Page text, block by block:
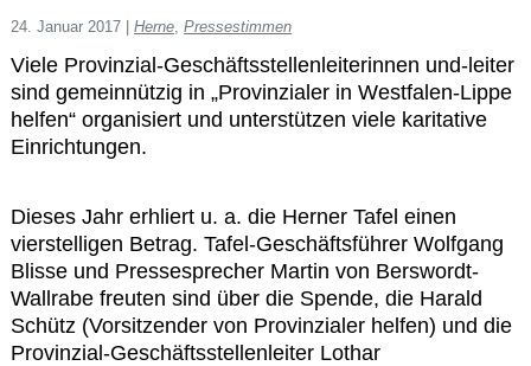
Spendenvorschlag
Spendenübersicht
24. Januar 2017 | Herne Pressestimmen
Viele Provinzial-Geschäftsstellenleiterinnen und-leiter
sind gemeinnützig in „Provinzialer in Westfalen-Lippe
helfen“ organisiert und unterstützen viele karitative
Einrichtungen.
Dieses Jahr erhliert u. a. die Herner Tafel einen
vierstelligen Betrag. Tafel-Geschäftsführer Wolfgang
Blisse und Pressesprecher Martin von Berswordt-
Wallrabe freuten sind über die Spende, die Harald
Schütz (Vorsitzender von Provinzialer helfen) und die
Provinzial-Geschäftsstellenleiter Lothar